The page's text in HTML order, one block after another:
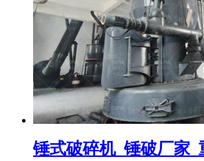
锤式破碎机_锤破厂家